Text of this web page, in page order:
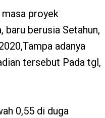
masa proyek
baru berusia Setahun,
adanya
tersebut Pada tgl,
0,55 di duga